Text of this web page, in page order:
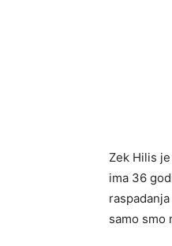
Zek Hilis
ima 36
samo smo